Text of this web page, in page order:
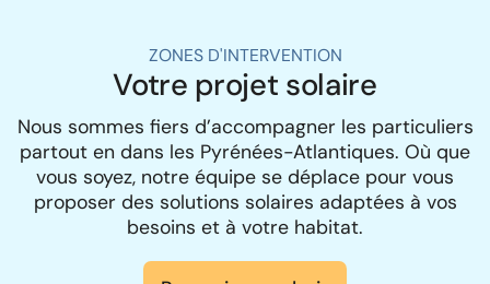
ZONES D'INTERVENTION
Votre projet solaire
Nous sommes fiers d’accompagner les particuliers
partout en dans les Pyrénées-Atlantiques. Où que
vous soyez, notre équipe se déplace pour vous
proposer des solutions solaires adaptées à vos
besoins et à votre habitat.